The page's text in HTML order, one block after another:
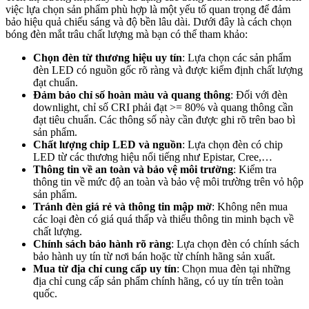
việc lựa chọn sản phẩm phù hợp là một yếu tố quan trọng để đảm
bảo hiệu quả chiếu sáng và độ bền lâu dài. Dưới đây là cách chọn
bóng đèn mắt trâu chất lượng mà bạn có thể tham khảo:
Chọn đèn từ thương hiệu uy tín: Lựa chọn các sản phẩm
đèn LED có nguồn gốc rõ ràng và được kiểm định chất lượng
đạt chuẩn.
Đảm bảo chỉ số hoàn màu và quang thông: Đối với đèn
downlight, chỉ số CRI phải đạt >= 80% và quang thông cần
đạt tiêu chuẩn. Các thông số này cần được ghi rõ trên bao bì
sản phẩm.
Chất lượng chip LED và nguồn: Lựa chọn đèn có chip
LED từ các thương hiệu nổi tiếng như Epistar, Cree,…
Thông tin về an toàn và bảo vệ môi trường: Kiểm tra
thông tin về mức độ an toàn và bảo vệ môi trường trên vỏ hộp
sản phẩm.
Tránh đèn giá rẻ và thông tin mập mờ: Không nên mua
các loại đèn có giá quá thấp và thiếu thông tin minh bạch về
chất lượng.
Chính sách bảo hành rõ ràng: Lựa chọn đèn có chính sách
bảo hành uy tín từ nơi bán hoặc từ chính hãng sản xuất.
Mua từ địa chỉ cung cấp uy tín: Chọn mua đèn tại những
địa chỉ cung cấp sản phẩm chính hãng, có uy tín trên toàn
quốc.